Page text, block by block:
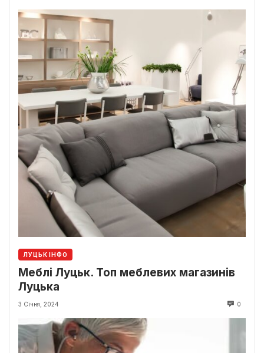
ЛУЦЬК ІНФО
Меблі Луцьк. Топ меблевих магазинів
Луцька
3 Січня, 2024 0